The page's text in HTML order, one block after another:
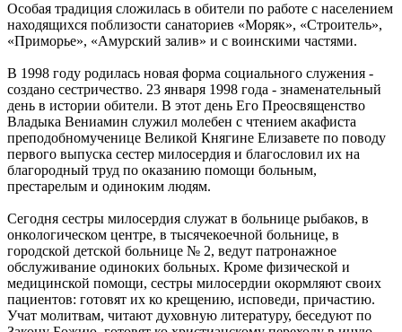
Особая традиция сложилась в обители по работе с населением
находящихся поблизости санаториев «Моряк», «Строитель»,
«Приморье», «Амурский залив» и с воинскими частями.
В 1998 году родилась новая форма социального служения -
создано сестричество. 23 января 1998 года - знаменательный
день в истории обители. В этот день Его Преосвященство
Владыка Вениамин служил молебен с чтением акафиста
преподобномученице Великой Княгине Елизавете по поводу
первого выпуска сестер милосердия и благословил их на
благородный труд по оказанию помощи больным,
престарелым и одиноким людям.
Сегодня сестры милосердия служат в больнице рыбаков, в
онкологическом центре, в тысячекоечной больнице, в
городской детской больнице № 2, ведут патронажное
обслуживание одиноких больных. Кроме физической и
медицинской помощи, сестры милосердии окормляют своих
пациентов: готовят их ко крещению, исповеди, причастию.
Учат молитвам, читают духовную литературу, беседуют по